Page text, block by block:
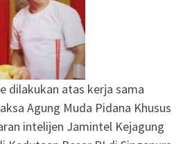
dilakukan atas kerja sama
Agung Muda Pidana Khusus
intelijen Jamintel Kejagung